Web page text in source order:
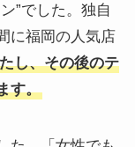
”でした。独自
に福岡の人気店
し、その後のテ
す。